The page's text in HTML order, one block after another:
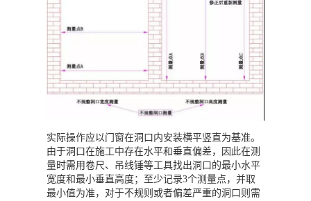
实际操作应以门窗在洞口内安装横平竖直为基准。
由于洞口在施工中存在水平和垂直偏差，因此在测
量时需用卷尺、吊线锤等工具找出洞口的最小水平
宽度和最小垂直高度；至少记录3个测量点，并取
最小值为准，对于不规则或者偏差严重的洞口则需